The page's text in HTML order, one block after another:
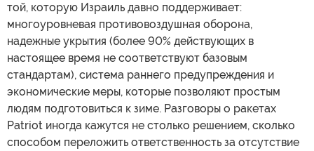
той, которую Израиль давно поддерживает:
многоуровневая противовоздушная оборона,
надежные укрытия (более 90% действующих в
настоящее время не соответствуют базовым
стандартам), система раннего предупреждения и
экономические меры, которые позволяют простым
людям подготовиться к зиме. Разговоры о ракетах
Patriot иногда кажутся не столько решением, сколько
способом переложить ответственность за отсутствие